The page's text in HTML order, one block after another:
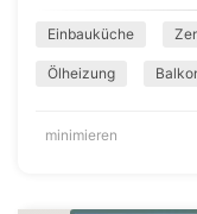
Einbauküche
Ölheizung
minimieren